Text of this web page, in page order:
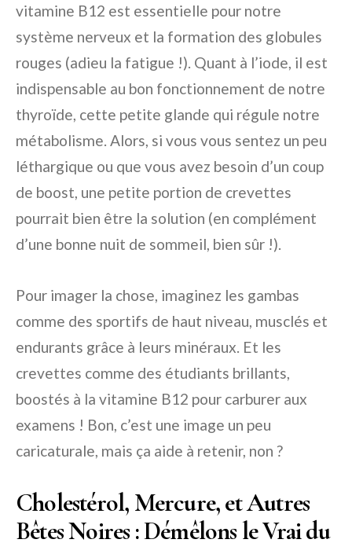
vitamine B12 est essentielle pour notre
système nerveux et la formation des globules
rouges (adieu la fatigue !). Quant à l’iode, il est
indispensable au bon fonctionnement de notre
thyroïde, cette petite glande qui régule notre
métabolisme. Alors, si vous vous sentez un peu
léthargique ou que vous avez besoin d’un coup
de boost, une petite portion de crevettes
pourrait bien être la solution (en complément
d’une bonne nuit de sommeil, bien sûr !).
Pour imager la chose, imaginez les gambas
comme des sportifs de haut niveau, musclés et
endurants grâce à leurs minéraux. Et les
crevettes comme des étudiants brillants,
boostés à la vitamine B12 pour carburer aux
examens ! Bon, c’est une image un peu
caricaturale, mais ça aide à retenir, non ?
Cholestérol, Mercure, et Autres
Bêtes Noires : Démêlons le Vrai du